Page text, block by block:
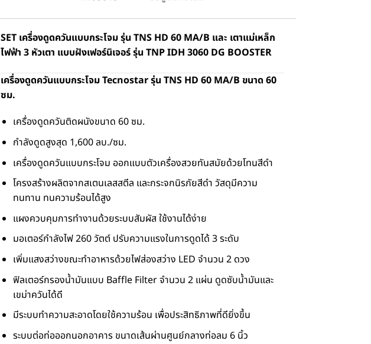
SET เครื่องดูดควันแบบกระโจม รุ่น TNS HD 60 MA/B และ เตาแม่เหล็ก
ไฟฟ้า 3 หัวเตา แบบฝังเฟอร์นิเจอร์ รุ่น TNP IDH 3060 DG BOOSTER
เครื่องดูดควันแบบกระโจม Tecnostar รุ่น TNS HD 60 MA/B ขนาด 60
ซม.
เครื่องดูดควันติดผนังขนาด 60 ซม.
กำลังดูดสูงสุด 1,600 ลบ./ซม.
เครื่องดูดควันแบบกระโจม ออกแบบตัวเครื่องสวยทันสมัยด้วยโทนสีดำ
โครงสร้างผลิตจากสเตนเลสสตีล และกระจกนิรภัยสีดำ วัสดุมีความ
ทนทาน ทนความร้อนได้สูง
แผงควบคุมการทำงานด้วยระบบสัมผัส ใช้งานได้ง่าย
มอเตอร์กำลังไฟ 260 วัตต์ ปรับความแรงในการดูดได้ 3 ระดับ
เพิ่มแสงสว่างขณะทำอาหารด้วยไฟส่องสว่าง LED จำนวน 2 ดวง
ฟิลเตอร์กรองน้ำมันแบบ Baffle Filter จำนวน 2 แผ่น ดูดซับน้ำมันและ
เขม่าควันได้ดี
มีระบบทำความสะอาดโดยใช้ความร้อน เพื่อประสิทธิภาพที่ดียิ่งขึ้น
ระบบต่อท่อออกนอกอาคาร ขนาดเส้นผ่านศูนย์กลางท่อลม 6 นิ้ว